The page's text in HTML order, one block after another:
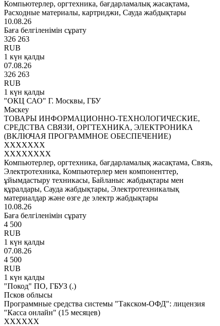
Компьютерлер, оргтехника, бағдарламалық жасақтама,
Расходные материалы, картриджи, Сауда жабдықтары
10.08.26
Баға белгіленімін сұрату
326 263
RUB
1 күн қалды
07.08.26
326 263
RUB
1 күн қалды
"ОКЦ САО" Г. Москвы, ГБУ
Мәскеу
ТОВАРЫ ИНФОРМАЦИОННО-ТЕХНОЛОГИЧЕСКИЕ,
СРЕДСТВА СВЯЗИ, ОРГТЕХНИКА, ЭЛЕКТРОНИКА
(ВКЛЮЧАЯ ПРОГРАММНОЕ ОБЕСПЕЧЕНИЕ)
XXXXXXX
XXXXXXXX
Компьютерлер, оргтехника, бағдарламалық жасақтама, Связь,
Электротехника, Компьютерлер мен компоненттер,
ұйымдастыру техникасы, Байланыс жабдықтары мен
құралдары, Сауда жабдықтары, Электротехникалық
материалдар және өзге де электр жабдықтары
10.08.26
Баға белгіленімін сұрату
4 500
RUB
1 күн қалды
07.08.26
4 500
RUB
1 күн қалды
"Покод" ПО, ГБУЗ (.)
Псков облысы
Программные средства системы "Такском-ОФД": лицензия
"Касса онлайн" (15 месяцев)
XXXXXX